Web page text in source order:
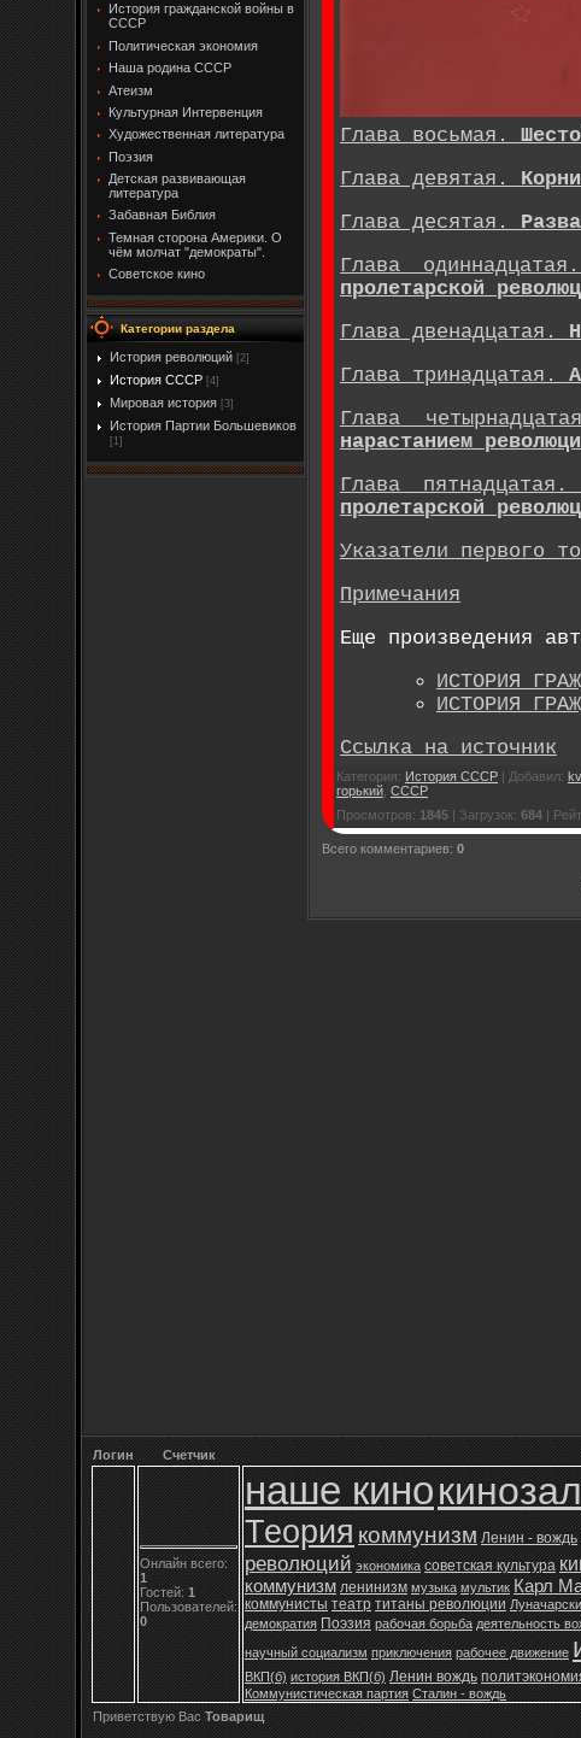
История гражданской войны в
СССР
Политическая экономия
Наша родина СССР
Атеизм
Культурная Интервенция
Художественная литература
Поэзия
Детская развивающая
литература
Забавная Библия
Темная сторона Америки. О
чём молчат "демократы".
Советское кино
Категории раздела
История революций [2]
История СССР [4]
Мировая история [3]
История Партии Большевиков
[1]
Глава восьмая.
Глава девятая.
Глава десятая.
Глава
пролетарской
Глава двенадцатая.
Глава тринадцатая.
Глава
нарастанием
Глава пятнадцатая.
пролетарской
Указатели первого
Примечания
Еще произведения
ИСТОРИЯ
ИСТОРИЯ
Ссылка на источник
Категория: История СССР | Добавил:
горький СССР
Просмотров: 1845 | Загрузок: 684 |
Всего комментариев: 0
Логин Счетчик
Онлайн всего:
1
Гостей:1
Пользователей:
0
наше кинокинозал
Теория коммунизм Ленин - вождь
революций экономика советская культура
коммунизм ленинизм музыка мультик Карл
коммунисты театр титаны революции
демократия Поэзия рабочая борьба деятельность
научный социализм приключения рабочее движение
ВКП(б) история ВКП(б) Ленин вождь
Коммунистическая партия Сталин - вождь
Приветствую Вас Товарищ